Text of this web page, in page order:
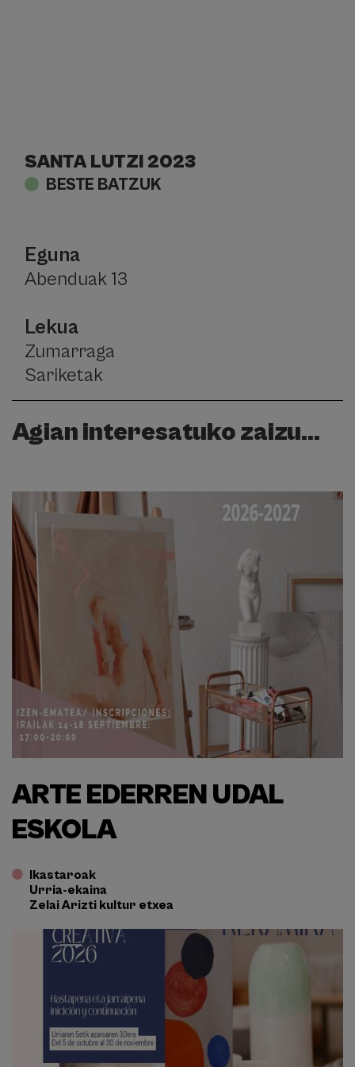
SANTA LUTZI 2023
BESTE BATZUK
Eguna
Abenduak 13
Lekua
Zumarraga
Sariketak
Agian interesatuko zaizu...
ARTE EDERREN UDAL
ESKOLA
Ikastaroak
Urria-ekaina
Zelai Arizti kultur etxea